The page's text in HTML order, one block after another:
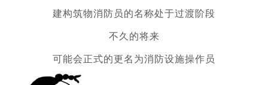
建构筑物消防员的名称处于过渡阶段
不久的将来
可能会正式的更名为消防设施操作员